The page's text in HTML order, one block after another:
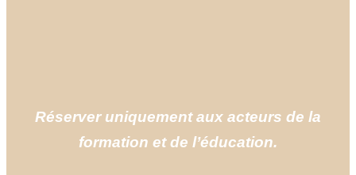
Réserver uniquement aux acteurs de la
formation et de l’éducation.